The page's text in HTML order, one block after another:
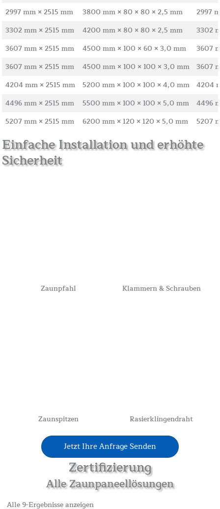
2997 mm × 2515 mm
3800 mm × 80 × 80 × 2,5 mm
2997
3302 mm × 2515 mm
4200 mm × 80 × 80 × 2,5 mm
3302
3607 mm × 2515 mm
4500 mm × 100 × 60 × 3,0 mm
3607
3607 mm × 2515 mm
4500 mm × 100 × 100 × 3,0 mm
3607
4204 mm × 2515 mm
5200 mm × 100 × 100 × 4,0 mm
4204
4496 mm × 2515 mm
5500 mm × 100 × 100 × 5,0 mm
4496
5207 mm × 2515 mm
6200 mm × 120 × 120 × 5,0 mm 5207
Einfache Installation und erhöhte
Sicherheit
Zaunpfahl Klammern & Schrauben
Zaunspitzen Rasierklingendraht
Jetzt Ihre Anfrage Senden
Zertifizierung
Alle Zaunpaneellösungen
Alle 9-Ergebnisse anzeigen